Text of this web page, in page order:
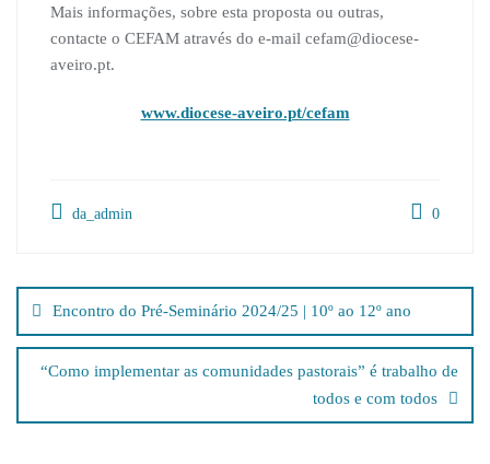
Mais informações, sobre esta proposta ou outras,
contacte o CEFAM através do e-mail cefam@diocese-
aveiro.pt.
www.diocese-aveiro.pt/cefam
da_admin 0
de
artigos
Encontro do Pré-Seminário 2024/25 | 10º ao 12º ano
“Como implementar as comunidades pastorais” é trabalho de
todos e com todos